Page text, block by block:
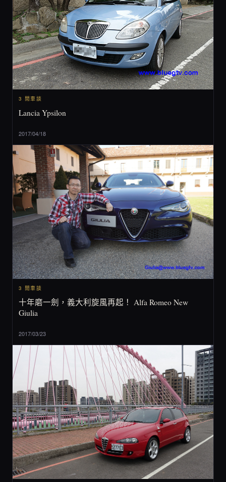
3 閒車談
Lancia Ypsilon
2017/04/18
3 閒車談
十年磨一劍，義大利旋風再起！ Alfa Romeo New
Giulia
2017/03/23